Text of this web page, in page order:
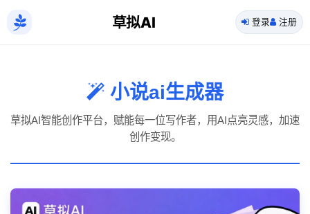
草拟AI 登录 注册
小说ai生成器
草拟AI智能创作平台，赋能每一位写作者，用AI点亮灵感，加速
创作变现。